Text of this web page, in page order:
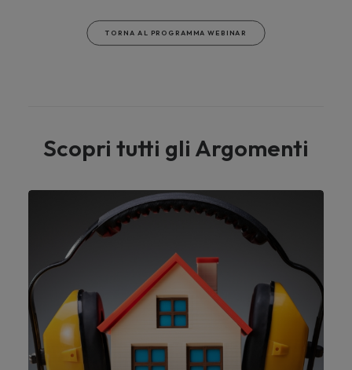
TORNA AL PROGRAMMA WEBINAR
Scopri tutti gli Argomenti